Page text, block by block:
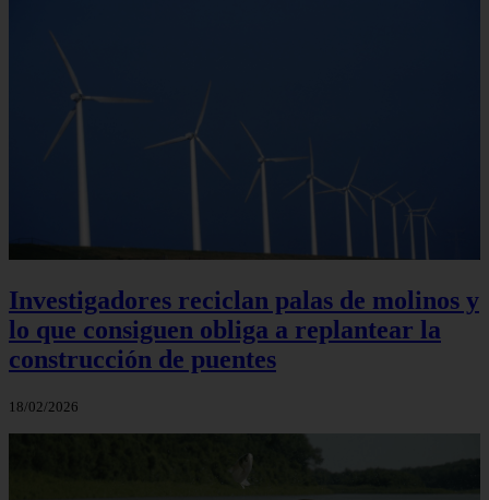
Investigadores reciclan palas de molinos y
lo que consiguen obliga a replantear la
construcción de puentes
18/02/2026